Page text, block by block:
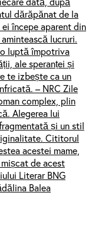
dărăpănat de la
începe aparent din
lucruri.
luptă împotriva
ale speranței și
te izbește ca un
– NRC Zile
complex, plin
Alegerea lui
și un stil
Cititorul
acestei mame,
de acest
Literar BNG
Balea